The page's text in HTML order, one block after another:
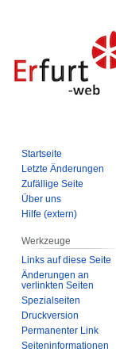
Startseite
Letzte Änderungen
Zufällige Seite
Über uns
Hilfe (extern)
Werkzeuge
Links auf diese Seite
Änderungen an
verlinkten Seiten
Spezialseiten
Druckversion
Permanenter Link
Seiten­informationen